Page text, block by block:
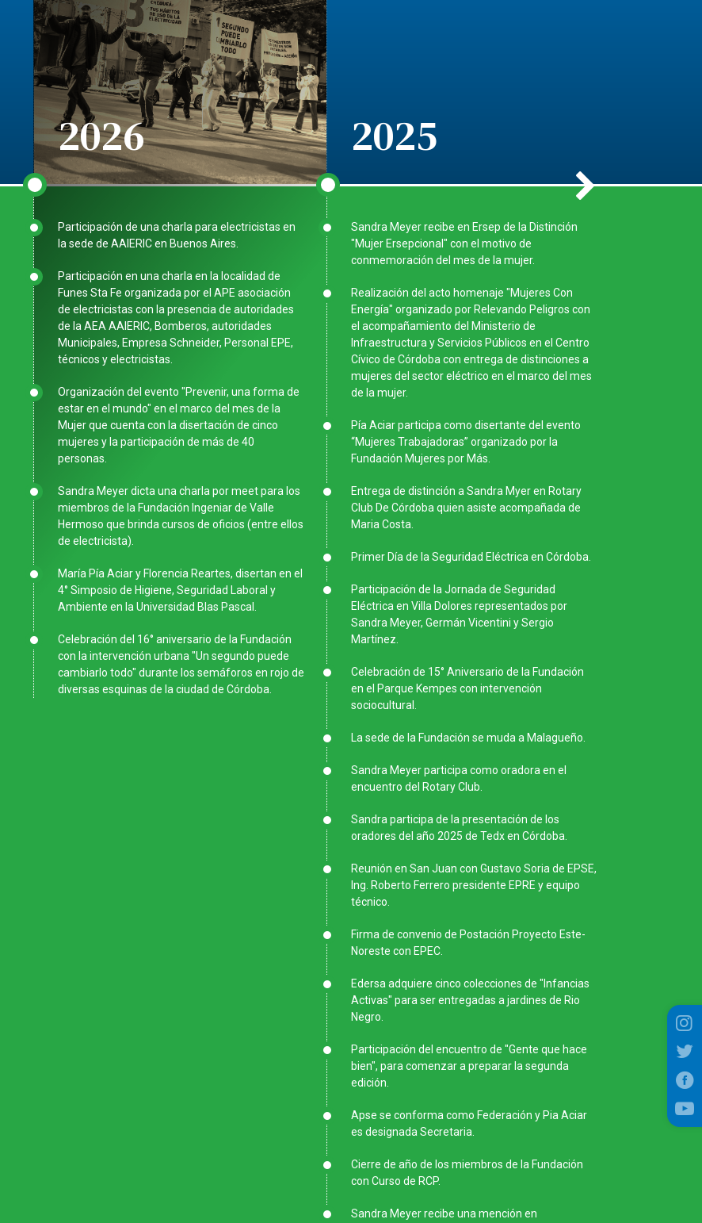
2026
Participación de una charla para electricistas en
la sede de AAIERIC en Buenos Aires.
Participación en una charla en la localidad de
Funes Sta Fe organizada por el APE asociación
de electricistas con la presencia de autoridades
de la AEA AAIERIC, Bomberos, autoridades
Municipales, Empresa Schneider, Personal EPE,
técnicos y electricistas.
Organización del evento "Prevenir, una forma de
estar en el mundo" en el marco del mes de la
Mujer que cuenta con la disertación de cinco
mujeres y la participación de más de 40
personas.
Sandra Meyer dicta una charla por meet para los
miembros de la Fundación Ingeniar de Valle
Hermoso que brinda cursos de oficios (entre ellos
de electricista).
María Pía Aciar y Florencia Reartes, disertan en el
4° Simposio de Higiene, Seguridad Laboral y
Ambiente en la Universidad Blas Pascal.
Celebración del 16° aniversario de la Fundación
con la intervención urbana "Un segundo puede
cambiarlo todo" durante los semáforos en rojo de
diversas esquinas de la ciudad de Córdoba.
2025
Sandra Meyer recibe en Ersep de la Distinción
"Mujer Ersepcional" con el motivo de
conmemoración del mes de la mujer.
Realización del acto homenaje "Mujeres Con
Energía" organizado por Relevando Peligros con
el acompañamiento del Ministerio de
Infraestructura y Servicios Públicos en el Centro
Cívico de Córdoba con entrega de distinciones a
mujeres del sector eléctrico en el marco del mes
de la mujer.
Pía Aciar participa como disertante del evento
“Mujeres Trabajadoras” organizado por la
Fundación Mujeres por Más.
Entrega de distinción a Sandra Myer en Rotary
Club De Córdoba quien asiste acompañada de
Maria Costa.
Primer Día de la Seguridad Eléctrica en Córdoba.
Participación de la Jornada de Seguridad
Eléctrica en Villa Dolores representados por
Sandra Meyer, Germán Vicentini y Sergio
Martínez.
Celebración de 15° Aniversario de la Fundación
en el Parque Kempes con intervención
sociocultural.
La sede de la Fundación se muda a Malagueño.
Sandra Meyer participa como oradora en el
encuentro del Rotary Club.
Sandra participa de la presentación de los
oradores del año 2025 de Tedx en Córdoba.
Reunión en San Juan con Gustavo Soria de EPSE,
Ing. Roberto Ferrero presidente EPRE y equipo
técnico.
Firma de convenio de Postación Proyecto Este-
Noreste con EPEC.
Edersa adquiere cinco colecciones de "Infancias
Activas" para ser entregadas a jardines de Rio
Negro.
Participación del encuentro de "Gente que hace
bien", para comenzar a preparar la segunda
edición.
Apse se conforma como Federación y Pia Aciar
es designada Secretaria.
Cierre de año de los miembros de la Fundación
con Curso de RCP.
Sandra Meyer recibe una mención en